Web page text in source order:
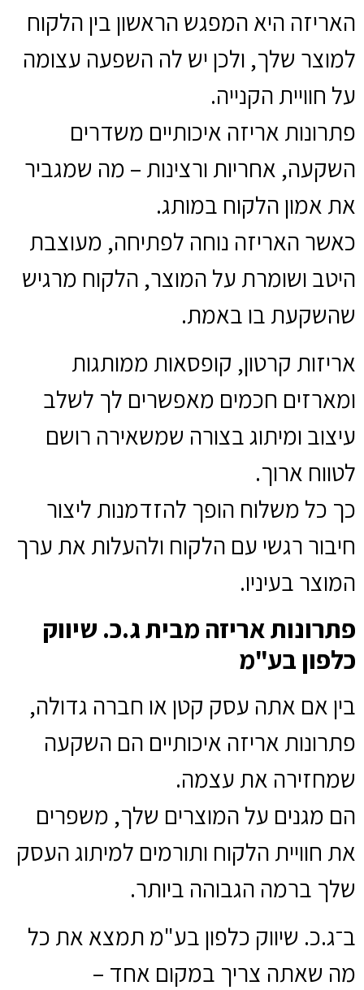
האריזה היא המפגש הראשון בין הלקוח
למוצר שלך, ולכן יש לה השפעה עצומה
על חוויית הקנייה.
פתרונות אריזה איכותיים משדרים
השקעה, אחריות ורצינות – מה שמגביר
את אמון הלקוח במותג.
כאשר האריזה נוחה לפתיחה, מעוצבת
היטב ושומרת על המוצר, הלקוח מרגיש
שהשקעת בו באמת.
אריזות קרטון, קופסאות ממותגות
ומארזים חכמים מאפשרים לך לשלב
עיצוב ומיתוג בצורה שמשאירה רושם
לטווח ארוך.
כך כל משלוח הופך להזדמנות ליצור
חיבור רגשי עם הלקוח ולהעלות את ערך
המוצר בעיניו.
פתרונות אריזה מבית ג.כ. שיווק
כלפון בע"מ
בין אם אתה עסק קטן או חברה גדולה,
פתרונות אריזה איכותיים הם השקעה
שמחזירה את עצמה.
הם מגנים על המוצרים שלך, משפרים
את חוויית הלקוח ותורמים למיתוג העסק
שלך ברמה הגבוהה ביותר.
ב־ג.כ. שיווק כלפון בע"מ תמצא את כל
מה שאתה צריך במקום אחד –